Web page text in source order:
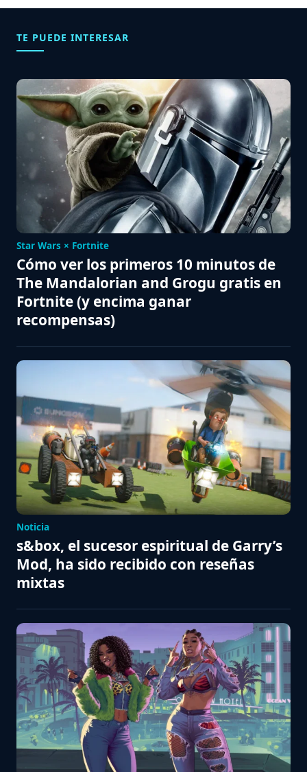
TE PUEDE INTERESAR
Star Wars × Fortnite
Cómo ver los primeros 10 minutos de
The Mandalorian and Grogu gratis en
Fortnite (y encima ganar
recompensas)
Noticia
s&box, el sucesor espiritual de Garry’s
Mod, ha sido recibido con reseñas
mixtas